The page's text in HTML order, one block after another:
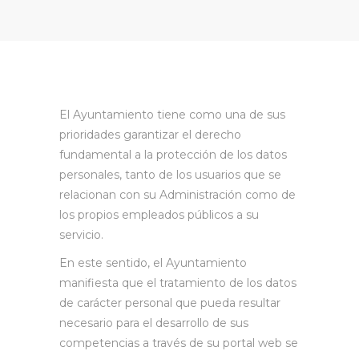
El Ayuntamiento tiene como una de sus
prioridades garantizar el derecho
fundamental a la protección de los datos
personales, tanto de los usuarios que se
relacionan con su Administración como de
los propios empleados públicos a su
servicio.
En este sentido, el Ayuntamiento
manifiesta que el tratamiento de los datos
de carácter personal que pueda resultar
necesario para el desarrollo de sus
competencias a través de su portal web se